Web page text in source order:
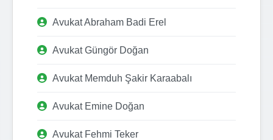
Avukat Abraham Badi Erel
Avukat Güngör Doğan
Avukat Memduh Şakir Karaabalı
Avukat Emine Doğan
Avukat Fehmi Teker